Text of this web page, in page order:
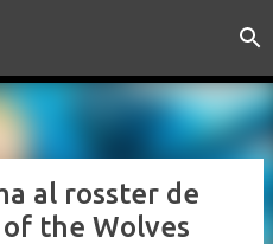
principal
al rosster de
of the Wolves